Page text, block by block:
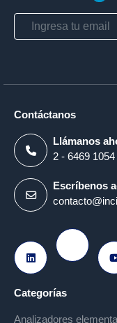
Contáctanos
Llámanos
2 - 6469 1054
Escríbenos
Ir a
Ir a
Categorías
Analizadores